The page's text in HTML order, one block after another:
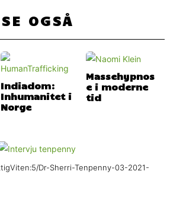
SE OGSÅ
Indiadom:
Inhumanitet i
Norge
Massehypnos
e i moderne
tid
Dr-Sherri-Tenpenny-03-2021-